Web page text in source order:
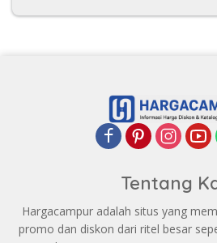
Tentang
Hargacampur adalah situs yang
promo dan diskon dari ritel besar